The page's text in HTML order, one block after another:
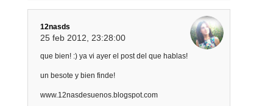
12nasds
25 feb 2012, 23:28:00
que bien! :) ya vi ayer el post del que hablas!
un besote y bien finde!
www.12nasdesuenos.blogspot.com